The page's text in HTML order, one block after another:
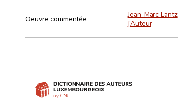
Oeuvre commentée
Jean-Marc Lantz
[Auteur]